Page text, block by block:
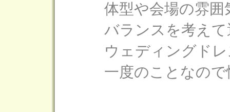
体型や会場の雰
バランスを考え
ウェディングド
一度のことなの